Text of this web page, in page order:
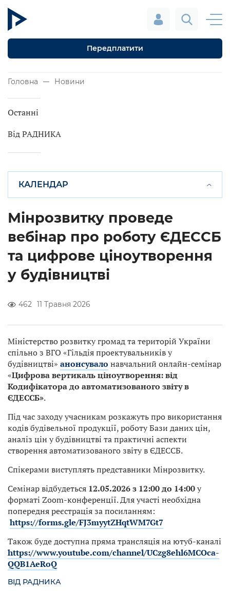
Передплатити
Головна Новини
Останні
Від РАДНИКА
КАЛЕНДАР
Мінрозвитку проведе
вебінар про роботу ЄДЕССБ
та цифрове ціноутворення
у будівництві
462 11 Травня 2026
Міністерство розвитку громад та територій України
спільно з ВГО «Гільдія проектувальників у
будівництві» анонсувало навчальний онлайн-семінар
«Цифрова вертикаль ціноутворення: від
Кодифікатора до автоматизованого звіту в
ЄДЕССБ».
Під час заходу учасникам розкажуть про використання
кодів будівельної продукції, роботу Бази даних цін,
аналіз цін у будівництві та практичні аспекти
створення автоматизованого звіту в ЄДЕССБ.
Спікерами виступлять представники Мінрозвитку.
Семінар відбудеться 12.05.2026 з 12:00 до 14:00у
форматі Zoom-конференції. Для участі необхідна
попередня реєстрація за посиланням:
https://forms.gle/FJ3myytZHqtWM7Gt7
Також буде доступна пряма трансляція на ютуб-каналі
https://www.youtube.com/channel/UCzg8ehl6MCOca-
QQB1AeRoQ
ВІД РАДНИКА